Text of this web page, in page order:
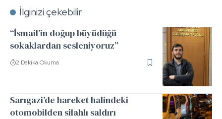
İlginizi çekebilir
“İsmail’in doğup büyüdüğü
sokaklardan sesleniyoruz”
2 Dakika Okuma
Sarıgazi’de hareket halindeki
otomobilden silahlı saldırı